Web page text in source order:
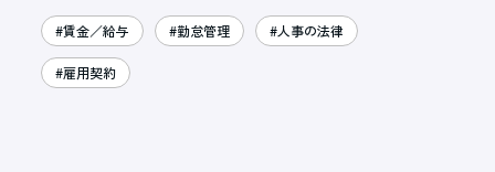
#賃金／給与 #勤怠管理 #人事の法律
#雇用契約